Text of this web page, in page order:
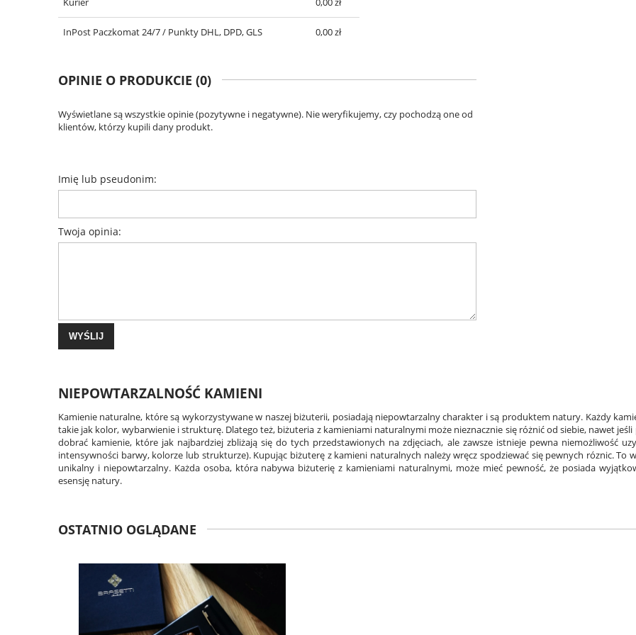
InPost Paczkomat 24/7 / Punkty DHL, DPD, GLS 0,00 zł
OPINIE O PRODUKCIE (0)
Wyświetlane są wszystkie opinie (pozytywne i negatywne). Nie weryfikujemy, czy pochodzą one od
klientów, którzy kupili dany produkt.
Imię lub pseudonim:
Twoja opinia:
WYŚLIJ
NIEPOWTARZALNOŚĆ KAMIENI
Kamienie naturalne, które są wykorzystywane w naszej biżuterii, posiadają niepowtarzalny charakter i są produktem natury. Każdy
takie jak kolor, wybarwienie i strukturę. Dlatego też, biżuteria z kamieniami naturalnymi może nieznacznie się różnić od siebie, nawet
dobrać kamienie, które jak najbardziej zbliżają się do tych przedstawionych na zdjęciach, ale zawsze istnieje pewna niemożliwość
intensywności barwy, kolorze lub strukturze). Kupując biżuterę z kamieni naturalnych należy wręcz spodziewać się pewnych róznic. To
unikalny i niepowtarzalny. Każda osoba, która nabywa biżuterię z kamieniami naturalnymi, może mieć pewność, że posiada
esensję natury.
OSTATNIO OGLĄDANE